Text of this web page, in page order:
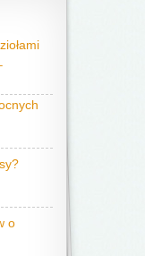
o